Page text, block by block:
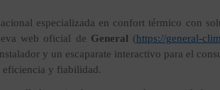
especializada en confort térmico con
web oficial de General (https://general-
y un escaparate interactivo para el
eficiencia y fiabilidad.